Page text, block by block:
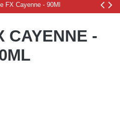
FX Cayenne - 90Ml
CAYENNE -